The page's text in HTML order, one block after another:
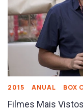
2015 ANUAL BOX
Filmes Mais